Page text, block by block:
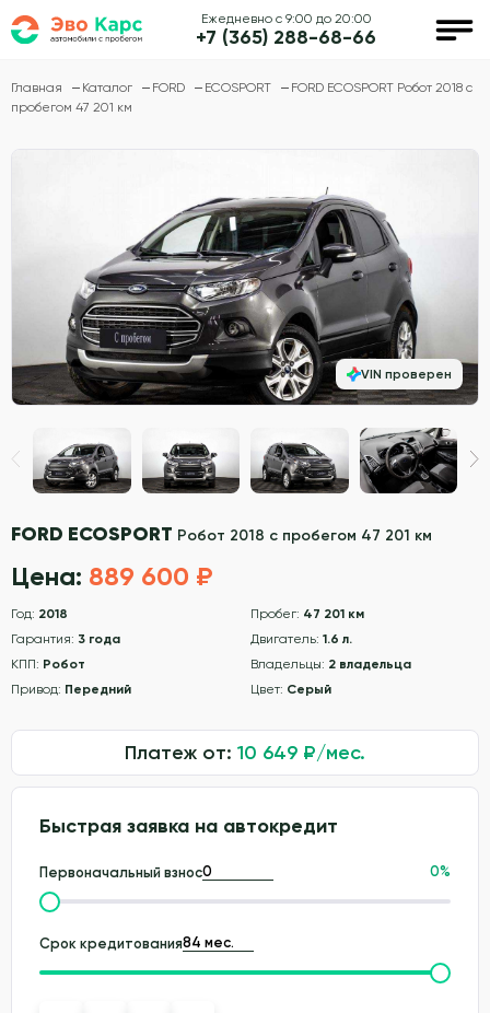
Ежедневно с 9:00 до 20:00
+7 (365) 288-68-66
Главная Каталог FORD ECOSPORT
FORD ECOSPORT Робот 2018 с
пробегом 47 201 км
FORD ECOSPORT Робот 2018 с пробегом 47 201 км
Цена: 889 600 ₽
Год: 2018 Пробег: 47 201 км
Гарантия: 3 года Двигатель: 1.6 л.
КПП: Робот Владельцы: 2 владельца
Привод: Передний Цвет: Серый
Платеж от: 10 649 ₽/мес.
Быстрая заявка на автокредит
Первоначальный взнос 0%
Срок кредитования
VIN проверен